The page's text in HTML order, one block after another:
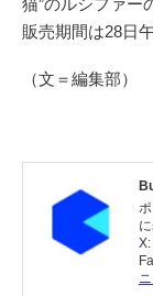
販売期間は28日
（文＝編集部）
X: